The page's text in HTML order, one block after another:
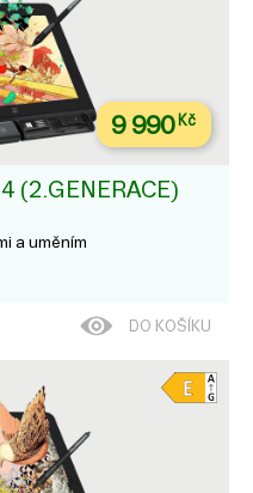
9 990Kč
(2.GENERACE)
a uměním
DO KOŠÍKU